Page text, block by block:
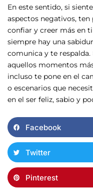
En este sentido, si
aspectos negativos,
confiar y creer más en
siempre hay una
comunica y te
aquellos momentos
incluso te pone en el
o escenarios que
en el ser feliz, sabio y
Facebook
Twitter
Pinterest